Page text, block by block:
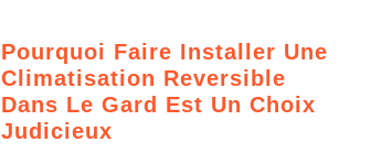
Pourquoi Faire Installer Une
Climatisation Reversible
Dans Le Gard Est Un Choix
Judicieux